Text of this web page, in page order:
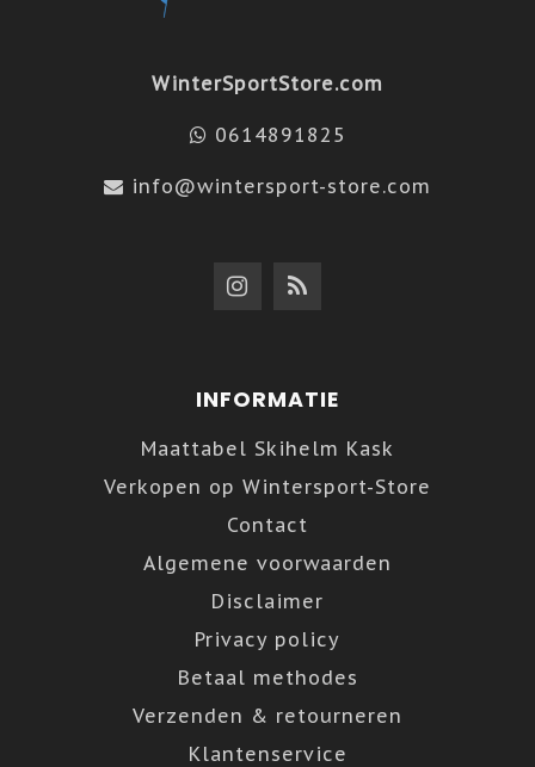
WinterSportStore.com
0614891825
info@wintersport-store.com
INFORMATIE
Maattabel Skihelm Kask
Verkopen op Wintersport-Store
Contact
Algemene voorwaarden
Disclaimer
Privacy policy
Betaal methodes
Verzenden & retourneren
Klantenservice